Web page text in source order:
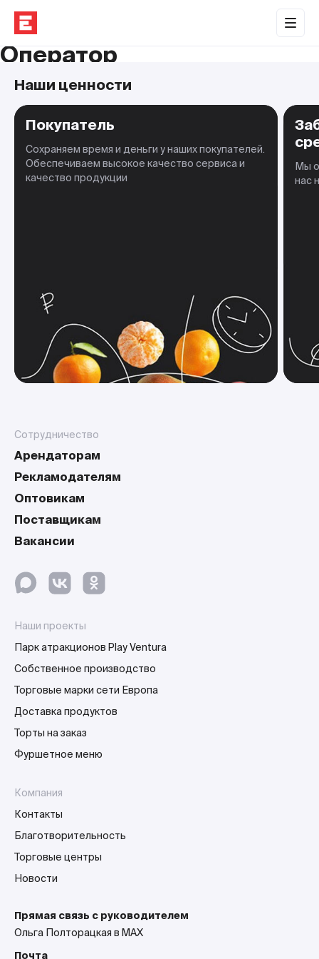
О нас
Наши проекты
Оператор
Наши ценности
Покупатель
Сохраняем время и деньги у наших покупателей.
Обеспечиваем высокое качество сервиса и
качество продукции
Мы
нас
Сотрудничество
Арендаторам
Рекламодателям
Оптовикам
Поставщикам
Вакансии
Наши проекты
Парк атракционов Play Ventura
Собственное производство
Торговые марки сети Европа
Доставка продуктов
Торты на заказ
Фуршетное меню
Компания
Контакты
Благотворительность
Торговые центры
Новости
Прямая связь с руководителем
Ольга Полторацкая в MAX
Почта